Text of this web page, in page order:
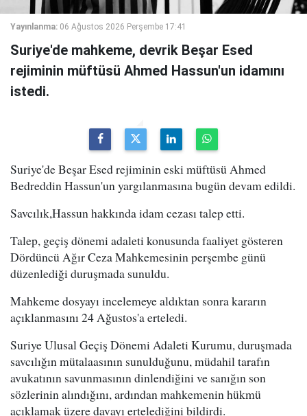
Yayınlanma: 06 Ağustos 2026 Perşembe 17:41
Suriye'de mahkeme, devrik Beşar Esed
rejiminin müftüsü Ahmed Hassun'un idamını
istedi.
Suriye'de Beşar Esed rejiminin eski müftüsü Ahmed
Bedreddin Hassun'un yargılanmasına bugün devam edildi.
Savcılık,Hassun hakkında idam cezası talep etti.
Talep, geçiş dönemi adaleti konusunda faaliyet gösteren
Dördüncü Ağır Ceza Mahkemesinin perşembe günü
düzenlediği duruşmada sunuldu.
Mahkeme dosyayı incelemeye aldıktan sonra kararın
açıklanmasını 24 Ağustos'a erteledi.
Suriye Ulusal Geçiş Dönemi Adaleti Kurumu, duruşmada
savcılığın mütalaasının sunulduğunu, müdahil tarafın
avukatının savunmasının dinlendiğini ve sanığın son
sözlerinin alındığını, ardından mahkemenin hükmü
açıklamak üzere davayı ertelediğini bildirdi.